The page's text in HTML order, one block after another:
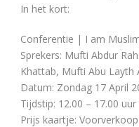
In het kort:
Conferentie | I am
Sprekers: Mufti Abdur
Khattab, Mufti Abu Layth
Datum: Zondag 17 April
Tijdstip: 12.00 – 17.00 uur
Prijs kaartje: